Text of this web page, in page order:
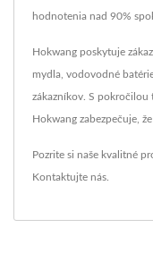
hodnotenia nad 90%
Hokwang poskytuje
mydla, vodovodné
zákazníkov. S
Hokwang zabezpečuje,
Pozrite si naše kvalitné
Kontaktujte nás